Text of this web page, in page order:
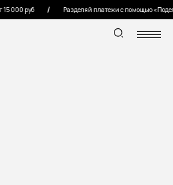
000 руб Разделяй платежи с помощью